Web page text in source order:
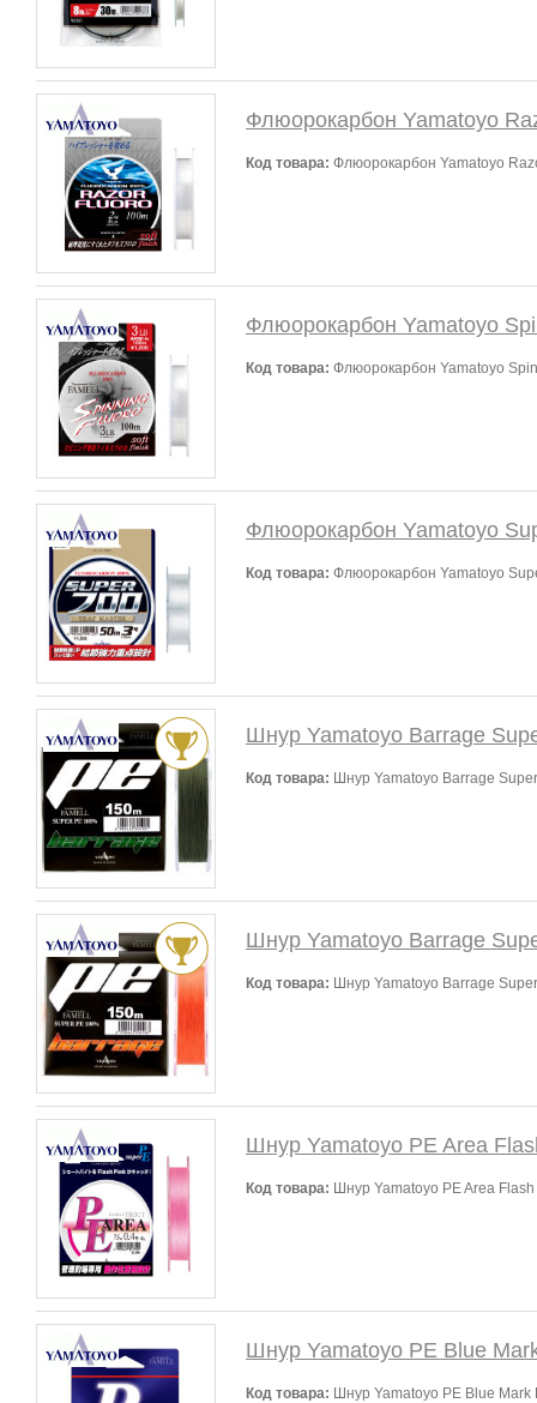
Флюорокарбон Yamatoyo
Код товара: Флюорокарбон Yamatoyo
Флюорокарбон Yamatoyo
Код товара: Флюорокарбон Yamatoyo
Флюорокарбон Yamatoyo
Код товара: Флюорокарбон Yamatoyo
Шнур Yamatoyo Barrage
Код товара: Шнур Yamatoyo Barrage
Шнур Yamatoyo Barrage
Код товара: Шнур Yamatoyo Barrage
Шнур Yamatoyo PE Area
Код товара: Шнур Yamatoyo PE Area
Шнур Yamatoyo PE Blue
Код товара: Шнур Yamatoyo PE Blue